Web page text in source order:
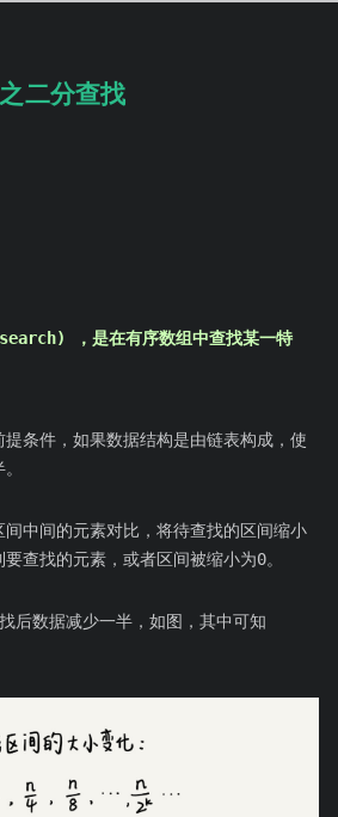
二分查找
，是在有序数组中查找某一特
提条件，如果数据结构是由链表构成，使
中间的元素对比，将待查找的区间缩小
查找的元素，或者区间被缩小为0。
后数据减少一半，如图，其中可知